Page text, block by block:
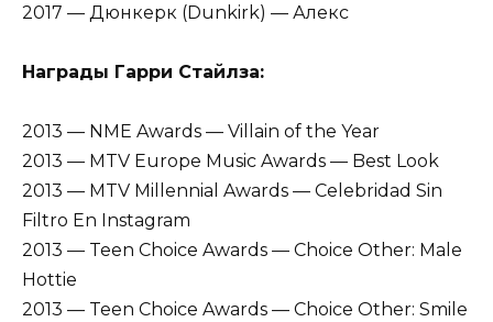
2017 — Дюнкерк (Dunkirk) — Алекс
Награды Гарри Стайлза:
2013 — NME Awards — Villain of the Year
2013 — MTV Europe Music Awards — Best Look
2013 — MTV Millennial Awards — Celebridad Sin
Filtro En Instagram
2013 — Teen Choice Awards — Choice Other: Male
Hottie
2013 — Teen Choice Awards — Choice Other: Smile